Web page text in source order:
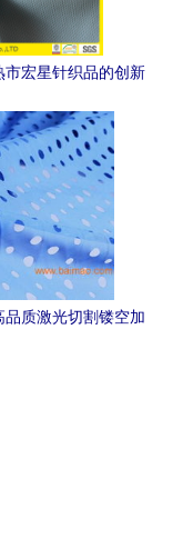
市宏星针织品的创新
质激光切割镂空加